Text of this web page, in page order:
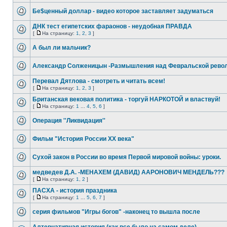
Бе$ценный доллар - видео которое заставляет задуматься
ДНК тест египетских фараонов - неудобная ПРАВДА
[ На страницу: 1 2 3 ]
А был ли мальчик?
Александр Солженицын -Размышления над Февральской
Перевал Дятлова - смотреть и читать всем!
[ На страницу: 1 2 3 ]
Британская вековая политика - торгуй НАРКОТОЙ и властвуй!
[ На страницу: 1 4 5 6 ]
Операция ''Ликвидация''
Фильм "История России XX века"
Сухой закон в России во время Первой мировой войны: уроки.
медведев Д.А. -МЕНАХЕМ (ДАВИД) ААРОНОВИЧ МЕНДЕЛЬ???
[ На страницу: 1 2 ]
ПАСХА - история праздника
[ На страницу: 1 5 6 7 ]
серия фильмов "Игры богов" -наконец то вышла после